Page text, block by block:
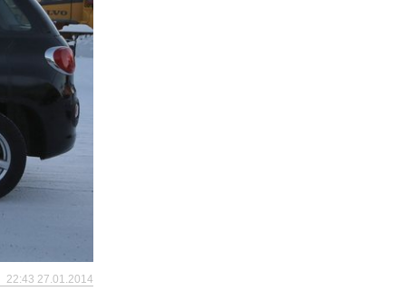
22:43 27.01.2014